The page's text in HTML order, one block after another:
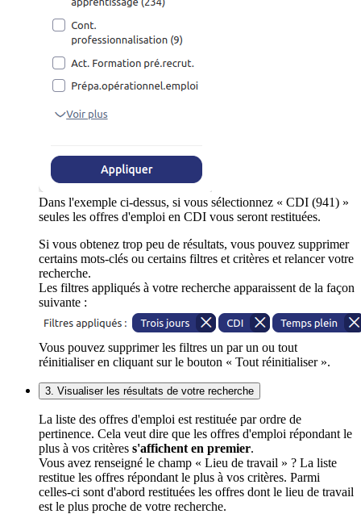
Dans l'exemple ci-dessus, si vous sélectionnez « CDI (941) »
seules les offres d'emploi en CDI vous seront restituées.
Si vous obtenez trop peu de résultats, vous pouvez supprimer
certains mots-clés ou certains filtres et critères et relancer votre
recherche.
Les filtres appliqués à votre recherche apparaissent de la façon
suivante :
Vous pouvez supprimer les filtres un par un ou tout
réinitialiser en cliquant sur le bouton « Tout réinitialiser ».
3. Visualiser les résultats de votre recherche
La liste des offres d'emploi est restituée par ordre de
pertinence. Cela veut dire que les offres d'emploi répondant le
plus à vos critères s'affichent en premier.
Vous avez renseigné le champ « Lieu de travail » ? La liste
restitue les offres répondant le plus à vos critères. Parmi
celles-ci sont d'abord restituées les offres dont le lieu de travail
est le plus proche de votre recherche.